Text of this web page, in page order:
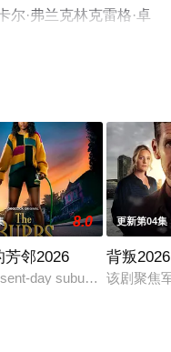
尔·弗兰克林克雷格·卓
恩艾米·布伦尼曼斯
观看高清未删减完整
剧、电视猫或剧情网
期待与自我认同之间挣扎
8.0
芳邻2026
day suburbia, The
更新第04集
背叛2026
该剧聚焦